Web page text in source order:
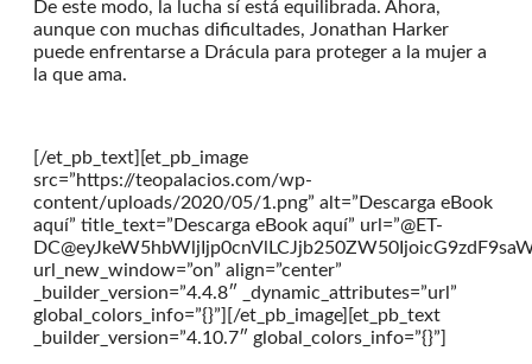
De este modo, la lucha sí está equilibrada. Ahora,
aunque con muchas dificultades, Jonathan Harker
puede enfrentarse a Drácula para proteger a la mujer a
la que ama.
[/et_pb_text][et_pb_image
src=”https://teopalacios.com/wp-
content/uploads/2020/05/1.png” alt=”Descarga eBook
aquí” title_text=”Descarga eBook aquí” url=”@ET-
url_new_window=”on” align=”center”
_builder_version=”4.4.8″ _dynamic_attributes=”url”
global_colors_info=”{}”][/et_pb_image][et_pb_text
_builder_version=”4.10.7″ global_colors_info=”{}”]